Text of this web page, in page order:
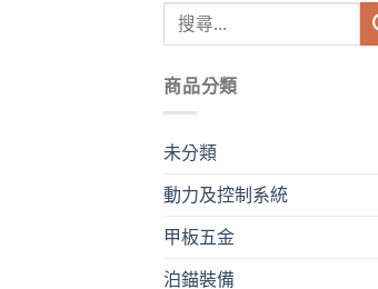
商品分類
未分類
動力及控制系統
甲板五金
泊錨裝備